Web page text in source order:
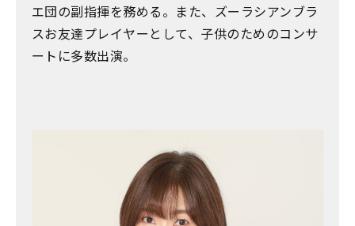
エ団の副指揮を務める。また、ズーラシアンブラ
スお友達プレイヤーとして、子供のためのコンサ
ートに多数出演。